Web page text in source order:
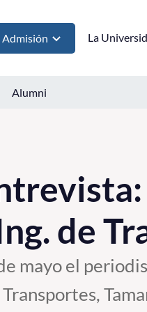
Admisión La
Alumni
de
mayo el